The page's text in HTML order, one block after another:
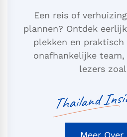
Een reis of
plannen? Ontdek
plekken en praktisch
onafhankelijke
lezers
Thailand